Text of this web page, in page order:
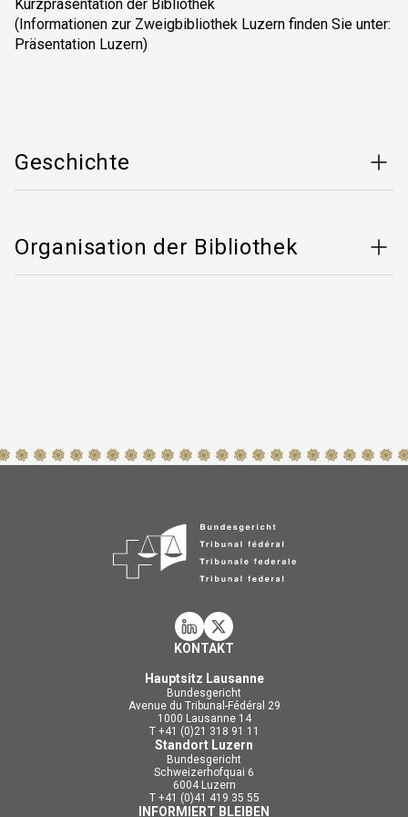
Kurzpräsentation der Bibliothek
(Informationen zur Zweigbibliothek Luzern finden Sie unter:
Präsentation Luzern)
Geschichte
Organisation der Bibliothek
KONTAKT
Hauptsitz Lausanne
Bundesgericht
Avenue du Tribunal-Fédéral 29
1000 Lausanne 14
T +41 (0)21 318 91 11
Standort Luzern
Bundesgericht
Schweizerhofquai 6
6004 Luzern
T +41 (0)41 419 35 55
INFORMIERT BLEIBEN